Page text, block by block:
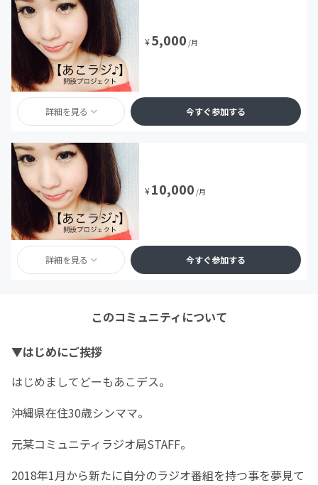
¥5,000 /月
詳細を見る 今すぐ参加する
¥10,000 /月
詳細を見る 今すぐ参加する
このコミュニティについて
▼はじめにご挨拶
はじめましてどーもあこデス。
沖縄県在住30歳シンママ。
元某コミュニティラジオ局STAFF。
2018年1月から新たに自分のラジオ番組を持つ事を夢見て